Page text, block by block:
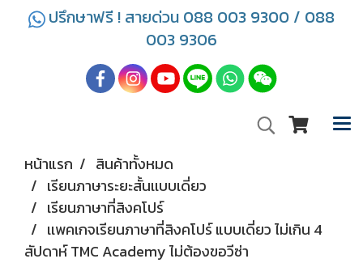
ปรึกษาฟรี ! สายด่วน 088 003 9300 / 088
003 9306
หน้าแรก
สินค้าทั้งหมด
เรียนภาษาระยะสั้นเเบบเดี่ยว
เรียนภาษาที่สิงคโปร์
เเพคเกจเรียนภาษาที่สิงคโปร์ แบบเดี่ยว ไม่เกิน 4
สัปดาห์ TMC Academy ไม่ต้องขอวีซ่า